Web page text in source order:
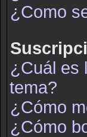
¿Como
¿Cuál es
tema?
¿Cómo
¿Cómo